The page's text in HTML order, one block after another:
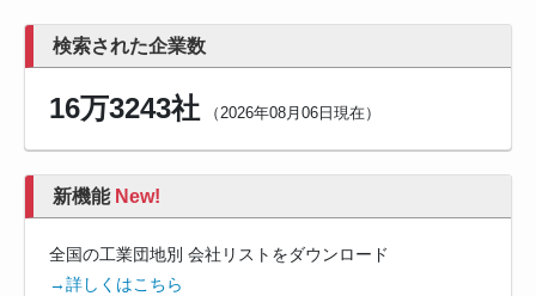
検索された企業数
16万3243社（2026年08月06日現在）
新機能 New!
全国の工業団地別 会社リストをダウンロード
→詳しくはこちら